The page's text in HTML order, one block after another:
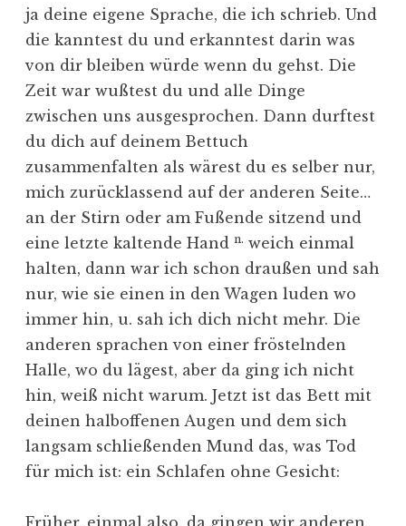
ja deine eigene Sprache, die ich schrieb. Und
die kanntest du und erkanntest darin was
von dir bleiben würde wenn du gehst. Die
Zeit war wußtest du und alle Dinge
zwischen uns ausgesprochen. Dann durftest
du dich auf deinem Bettuch
zusammenfalten als wärest du es selber nur,
mich zurücklassend auf der anderen Seite…
an der Stirn oder am Fußende sitzend und
eine letzte kaltende Hand n. weich einmal
halten, dann war ich schon draußen und sah
nur, wie sie einen in den Wagen luden wo
immer hin, u. sah ich dich nicht mehr. Die
anderen sprachen von einer fröstelnden
Halle, wo du lägest, aber da ging ich nicht
hin, weiß nicht warum. Jetzt ist das Bett mit
deinen halboffenen Augen und dem sich
langsam schließenden Mund das, was Tod
für mich ist: ein Schlafen ohne Gesicht: